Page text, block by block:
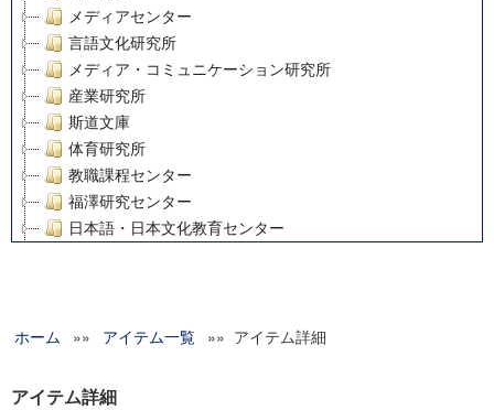
メディアセンター
言語文化研究所
メディア・コミュニケーション研究所
産業研究所
斯道文庫
体育研究所
教職課程センター
福澤研究センター
日本語・日本文化教育センター
グローバルリサーチインスティテュート
科学研究費補助金研究成果報告書
ホーム »» アイテム一覧 »» アイテム詳細
アイテム詳細